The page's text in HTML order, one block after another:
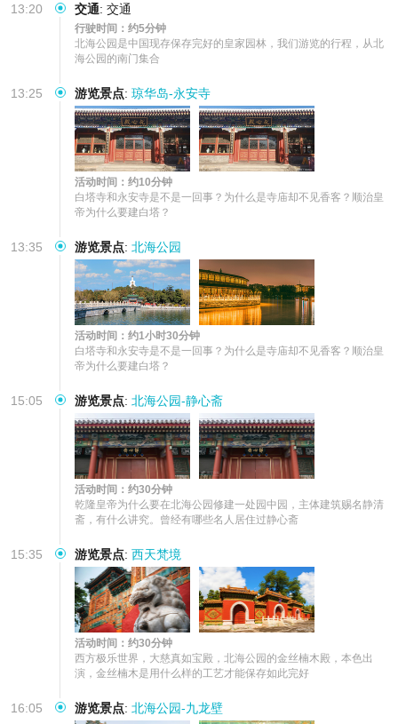
13:20 交通: 交通
行驶时间：约5分钟
北海公园是中国现存保存完好的皇家园林，我们游览的行程，从北
海公园的南门集合
13:25 游览景点: 琼华岛-永安寺
活动时间：约10分钟
白塔寺和永安寺是不是一回事？为什么是寺庙却不见香客？顺治皇
帝为什么要建白塔？
13:35 游览景点: 北海公园
活动时间：约1小时30分钟
白塔寺和永安寺是不是一回事？为什么是寺庙却不见香客？顺治皇
帝为什么要建白塔？
15:05 游览景点: 北海公园-静心斋
活动时间：约30分钟
乾隆皇帝为什么要在北海公园修建一处园中园，主体建筑赐名静清
斋，有什么讲究。曾经有哪些名人居住过静心斋
15:35 游览景点: 西天梵境
活动时间：约30分钟
西方极乐世界，大慈真如宝殿，北海公园的金丝楠木殿，本色出
演，金丝楠木是用什么样的工艺才能保存如此完好
16:05 游览景点: 北海公园-九龙壁